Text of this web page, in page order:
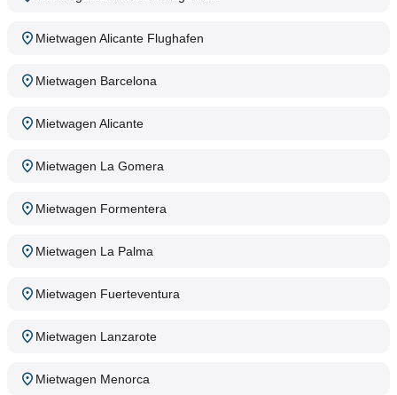
Mietwagen Alicante Flughafen
Mietwagen Barcelona
Mietwagen Alicante
Mietwagen La Gomera
Mietwagen Formentera
Mietwagen La Palma
Mietwagen Fuerteventura
Mietwagen Lanzarote
Mietwagen Menorca